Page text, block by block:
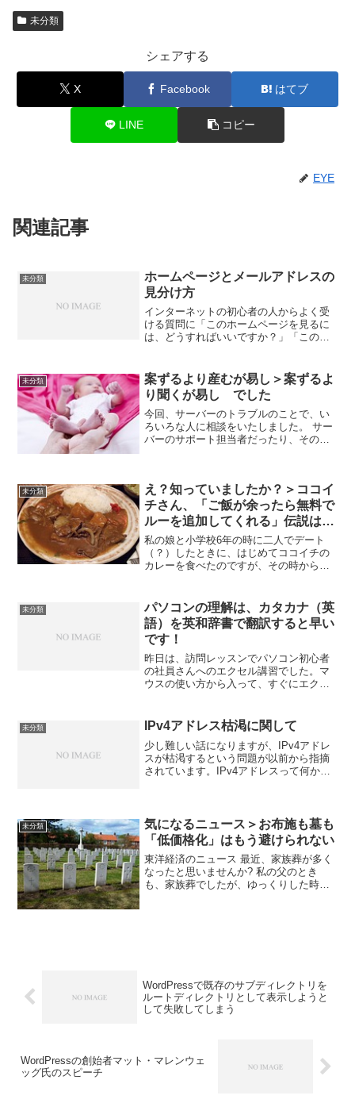
未分類
シェアする
X Facebook はてブ
LINE コピー
EYE
関連記事
未分類
ホームページとメールアドレスの
見分け方
インターネットの初心者の人からよく受
ける質問に「このホームページを見るに
は、どうすればいいですか？」「この人
けど」と見せてもらうのは新聞記事だっ
たり名刺だったりしますが...
未分類
案ずるより産むが易し＞案ずるよ
り聞くが易し でした
今回、サーバーのトラブルのことで、い
ろいろな人に相談をいたしました。 サー
バーのサポート担当者だったり、その道
らないことがあった場...
未分類
え？知っていましたか？＞ココイ
チさん、「ご飯が余ったら無料で
ルーを追加してくれる」伝説は本
当だったんですね！
私の娘と小学校6年の時に二人でデート
（？）したときに、はじめてココイチの
カレーを食べたのですが、その時から、
スを見て、おぉぉぉぉ、と思いました。
内容は、 ココイチさ...
未分類
パソコンの理解は、カタカナ（英
語）を英和辞書で翻訳すると早い
です！
昨日は、訪問レッスンでパソコン初心者
の社員さんへのエクセル講習でした。マ
ウスの使い方から入って、すぐにエクセ
た。私・・・・・・・「どうしてマウス
というかわかりますか？」社...
未分類 IPv4アドレス枯渇に関して
少し難しい話になりますが、IPv4アドレ
スが枯渇するという問題が以前から指摘
されています。IPv4アドレスって何か？
いうものがあり...
未分類
気になるニュース＞お布施も墓も
「低価格化」はもう避けられない
東洋経済のニュース 最近、家族葬が多く
なったと思いませんか? 私の父のとき
も、家族葬でしたが、ゆっくりした時間
WordPressで既存のサブディレクトリを
ルートディレクトリとして表示しようと
して失敗してしまう
WordPressの創始者マット・マレンウェ
ッグ氏のスピーチ